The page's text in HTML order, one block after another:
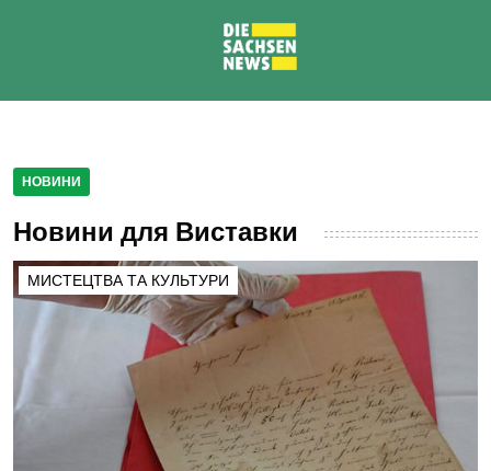
НОВИНИ
Новини для Виставки
МИСТЕЦТВА ТА КУЛЬТУРИ